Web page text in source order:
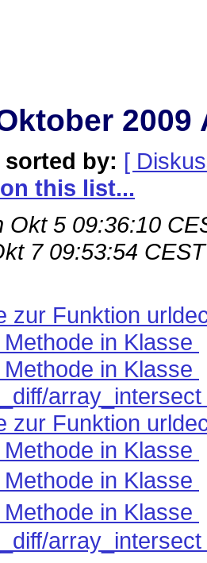
sorted by: [
this list...
Okt 5 09:36:10
7 09:53:54
zur Funktion
in Klasse
in Klasse
zur Funktion
in Klasse
in Klasse
in Klasse